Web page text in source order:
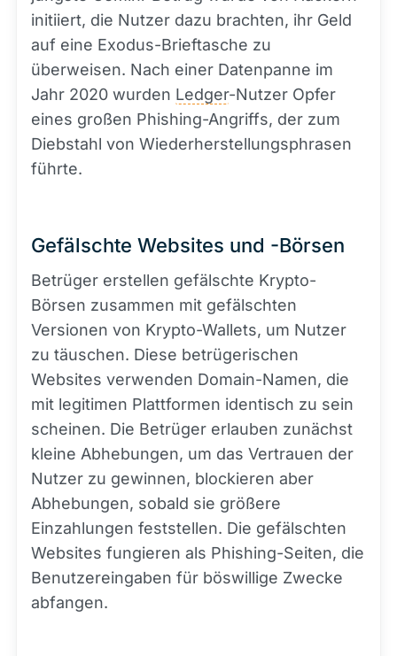
initiiert, die Nutzer dazu brachten, ihr Geld
auf eine Exodus-Brieftasche zu
überweisen. Nach einer Datenpanne im
Jahr 2020 wurden Ledger-Nutzer Opfer
eines großen Phishing-Angriffs, der zum
Diebstahl von Wiederherstellungsphrasen
führte.
Gefälschte Websites und -Börsen
Betrüger erstellen gefälschte Krypto-
Börsen zusammen mit gefälschten
Versionen von Krypto-Wallets, um Nutzer
zu täuschen. Diese betrügerischen
Websites verwenden Domain-Namen, die
mit legitimen Plattformen identisch zu sein
scheinen. Die Betrüger erlauben zunächst
kleine Abhebungen, um das Vertrauen der
Nutzer zu gewinnen, blockieren aber
Abhebungen, sobald sie größere
Einzahlungen feststellen. Die gefälschten
Websites fungieren als Phishing-Seiten, die
Benutzereingaben für böswillige Zwecke
abfangen.